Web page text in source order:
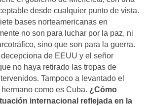
desde cualquier punto de vista.
bases norteamericanas en
no son para luchar por la paz, ni
sino que son para la guerra.
de EEUU y el señor
no haya retirado las tropas de
Tampoco a levantado el
como es Cuba. ¿Cómo
internacional reflejada en la